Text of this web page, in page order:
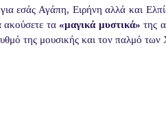
εσάς Αγάπη, Ειρήνη αλλά και
ακούσετε τα«μαγικά μυστικά» της
της μουσικής και τον παλμό